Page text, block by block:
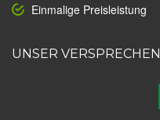
Einmalige Preisleistung
UNSER VERSPRECHEN